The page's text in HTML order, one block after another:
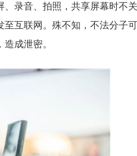
录音、拍照，共享屏幕时不关
至互联网。殊不知，不法分子可
成泄密。